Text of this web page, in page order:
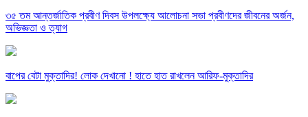
৩৫ তম আন্তর্জাতিক প্রবীণ দিবস উপলক্ষ্যে আলোচনা সভা প্রবীণদের জীবনের অর্জন,
অভিজ্ঞতা ও ত্যাগ
বাপের বেটা মুক্তাদির! লোক দেখানো ! হাতে হাত রাখলেন আরিফ-মুক্তাদির